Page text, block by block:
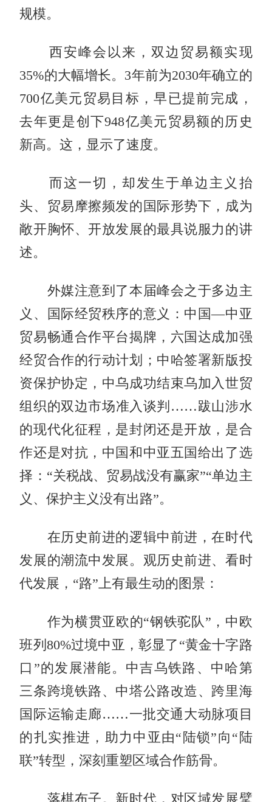
规模。
西安峰会以来，双边贸易额实现
35%的大幅增长。3年前为2030年确立的
700亿美元贸易目标，早已提前完成，
去年更是创下948亿美元贸易额的历史
新高。这，显示了速度。
而这一切，却发生于单边主义抬
头、贸易摩擦频发的国际形势下，成为
敞开胸怀、开放发展的最具说服力的讲
述。
外媒注意到了本届峰会之于多边主
义、国际经贸秩序的意义：中国—中亚
贸易畅通合作平台揭牌，六国达成加强
经贸合作的行动计划；中哈签署新版投
资保护协定，中乌成功结束乌加入世贸
组织的双边市场准入谈判……跋山涉水
的现代化征程，是封闭还是开放，是合
作还是对抗，中国和中亚五国给出了选
择：“关税战、贸易战没有赢家”“单边主
义、保护主义没有出路”。
在历史前进的逻辑中前进，在时代
发展的潮流中发展。观历史前进、看时
代发展，“路”上有最生动的图景：
作为横贯亚欧的“钢铁驼队”，中欧
班列80%过境中亚，彰显了“黄金十字路
口”的发展潜能。中吉乌铁路、中哈第
三条跨境铁路、中塔公路改造、跨里海
国际运输走廊……一批交通大动脉项目
的扎实推进，助力中亚由“陆锁”向“陆
联”转型，深刻重塑区域合作筋骨。
落棋布子。新时代，对区域发展擘